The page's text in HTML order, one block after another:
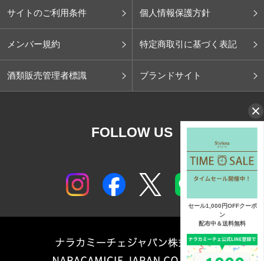
サイトのご利用条件 個人情報保護方針
メンバー規約 特定商取引に基づく表記
酒類販売管理者標識 ブランドサイト
FOLLOW US
セール1,000円OFFクーポ
ン
配布中＆送料無料